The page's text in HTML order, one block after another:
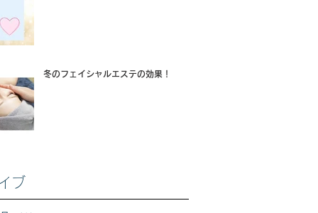
冬のフェイシャルエステの効果！
ブ